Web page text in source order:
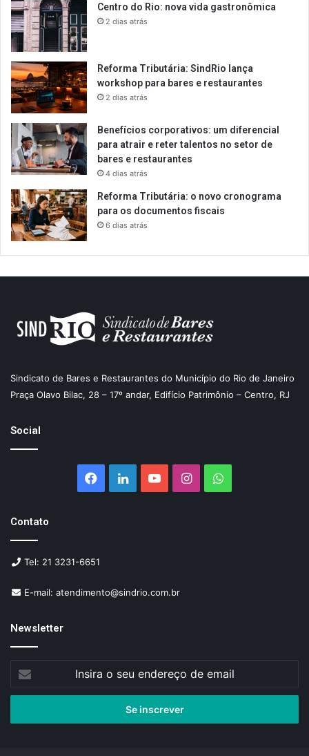
Centro do Rio: nova vida gastronômica
2 dias atrás
Reforma Tributária: SindRio lança
workshop para bares e restaurantes
2 dias atrás
Benefícios corporativos: um diferencial
para atrair e reter talentos no setor de
bares e restaurantes
4 dias atrás
Reforma Tributária: o novo cronograma
para os documentos fiscais
6 dias atrás
Sindicato de Bares e Restaurantes do Município do Rio de Janeiro
Praça Olavo Bilac, 28 – 17º andar, Edifício Patrimônio – Centro, RJ
Social
Facebook
LinkedinYouTubeInstagramWhatsApp
Contato
Tel: 21 3231-6651
E-mail: atendimento@sindrio.com.br
Newsletter
seu
de